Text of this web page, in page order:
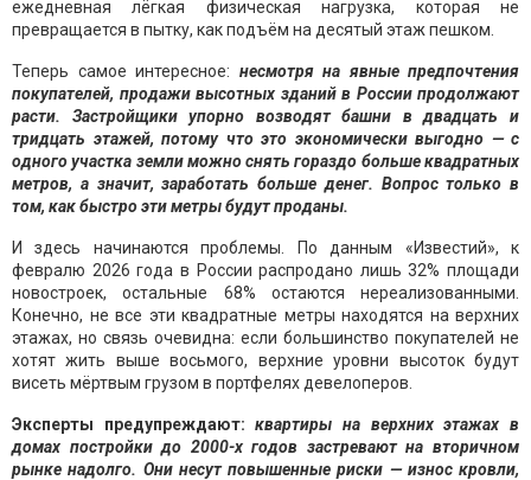
ежедневная лёгкая физическая нагрузка, которая не
превращается в пытку, как подъём на десятый этаж пешком.
Теперь самое интересное: несмотря на явные предпочтения
покупателей, продажи высотных зданий в России продолжают
расти. Застройщики упорно возводят башни в двадцать и
тридцать этажей, потому что это экономически выгодно — с
одного участка земли можно снять гораздо больше квадратных
метров, а значит, заработать больше денег. Вопрос только в
том, как быстро эти метры будут проданы.
И здесь начинаются проблемы. По данным «Известий», к
февралю 2026 года в России распродано лишь 32% площади
новостроек, остальные 68% остаются нереализованными.
Конечно, не все эти квадратные метры находятся на верхних
этажах, но связь очевидна: если большинство покупателей не
хотят жить выше восьмого, верхние уровни высоток будут
висеть мёртвым грузом в портфелях девелоперов.
Эксперты предупреждают: квартиры на верхних этажах в
домах постройки до 2000-х годов застревают на вторичном
рынке надолго. Они несут повышенные риски — износ кровли,